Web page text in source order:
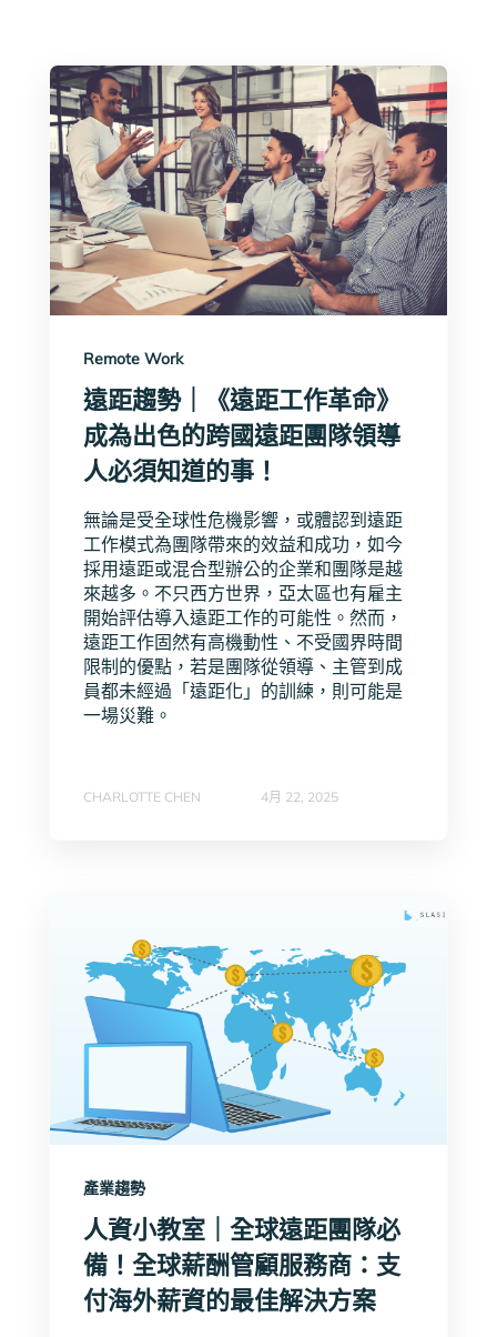
Remote Work
遠距趨勢｜《遠距工作革命》
成為出色的跨國遠距團隊領導
人必須知道的事！
無論是受全球性危機影響，或體認到遠距
工作模式為團隊帶來的效益和成功，如今
採用遠距或混合型辦公的企業和團隊是越
來越多。不只西方世界，亞太區也有雇主
開始評估導入遠距工作的可能性。然而，
遠距工作固然有高機動性、不受國界時間
限制的優點，若是團隊從領導、主管到成
員都未經過「遠距化」的訓練，則可能是
一場災難。
CHARLOTTE CHEN 4月 22, 2025
產業趨勢
人資小教室｜全球遠距團隊必
備！全球薪酬管顧服務商：支
付海外薪資的最佳解決方案